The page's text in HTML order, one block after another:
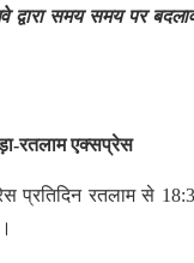
द्वारा समय समय पर
रतलाम एक्सप्रेस
प्रतिदिन रतलाम से